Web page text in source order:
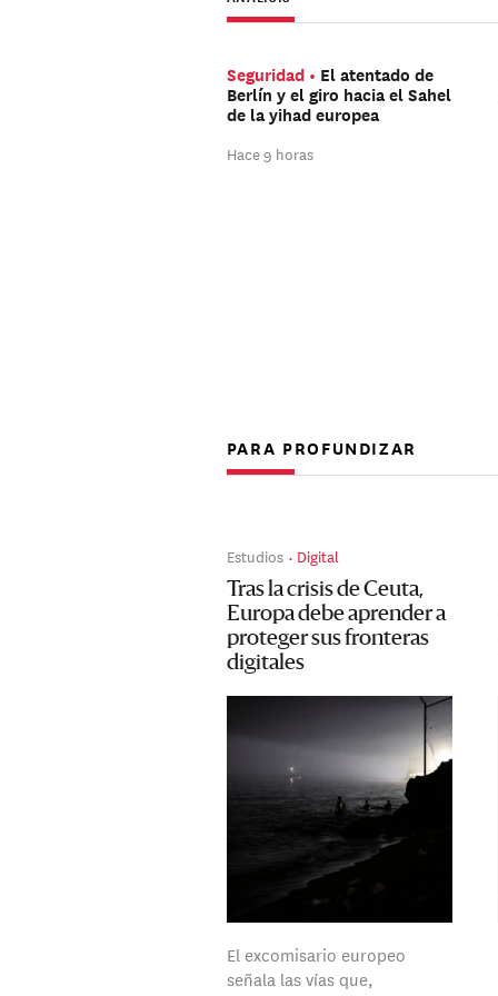
Seguridad
El atentado de
Berlín y el giro hacia el Sahel
de la yihad europea
Hace 9 horas
PARA PROFUNDIZAR
Estudios Digital
Tras la crisis de Ceuta,
Europa debe aprender a
proteger sus fronteras
digitales
El excomisario europeo
señala las vías que,